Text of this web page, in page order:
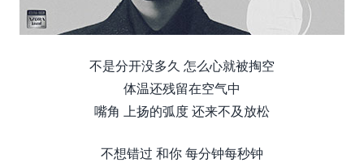
不是分开没多久 怎么心就被掏空
体温还残留在空气中
嘴角 上扬的弧度 还来不及放松
不想错过 和你 每分钟每秒钟